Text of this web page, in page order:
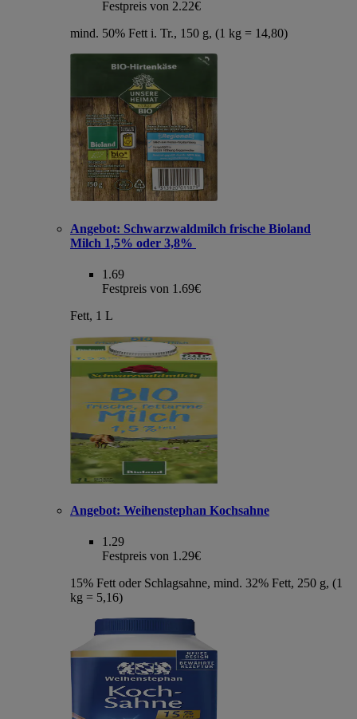
Festpreis von 2.22€
mind. 50% Fett i. Tr., 150 g, (1 kg = 14,80)
Angebot: Schwarzwaldmilch frische Bioland
Milch 1,5% oder 3,8%
1.69
Festpreis von 1.69€
Fett, 1 L
Angebot: Weihenstephan Kochsahne
1.29
Festpreis von 1.29€
15% Fett oder Schlagsahne, mind. 32% Fett, 250 g, (1
kg = 5,16)